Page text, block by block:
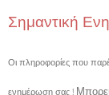
Σημαντική
Οι πληροφορίες που
ενημέρωση σας !